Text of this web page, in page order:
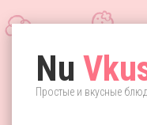
Nu
Простые и вкусные